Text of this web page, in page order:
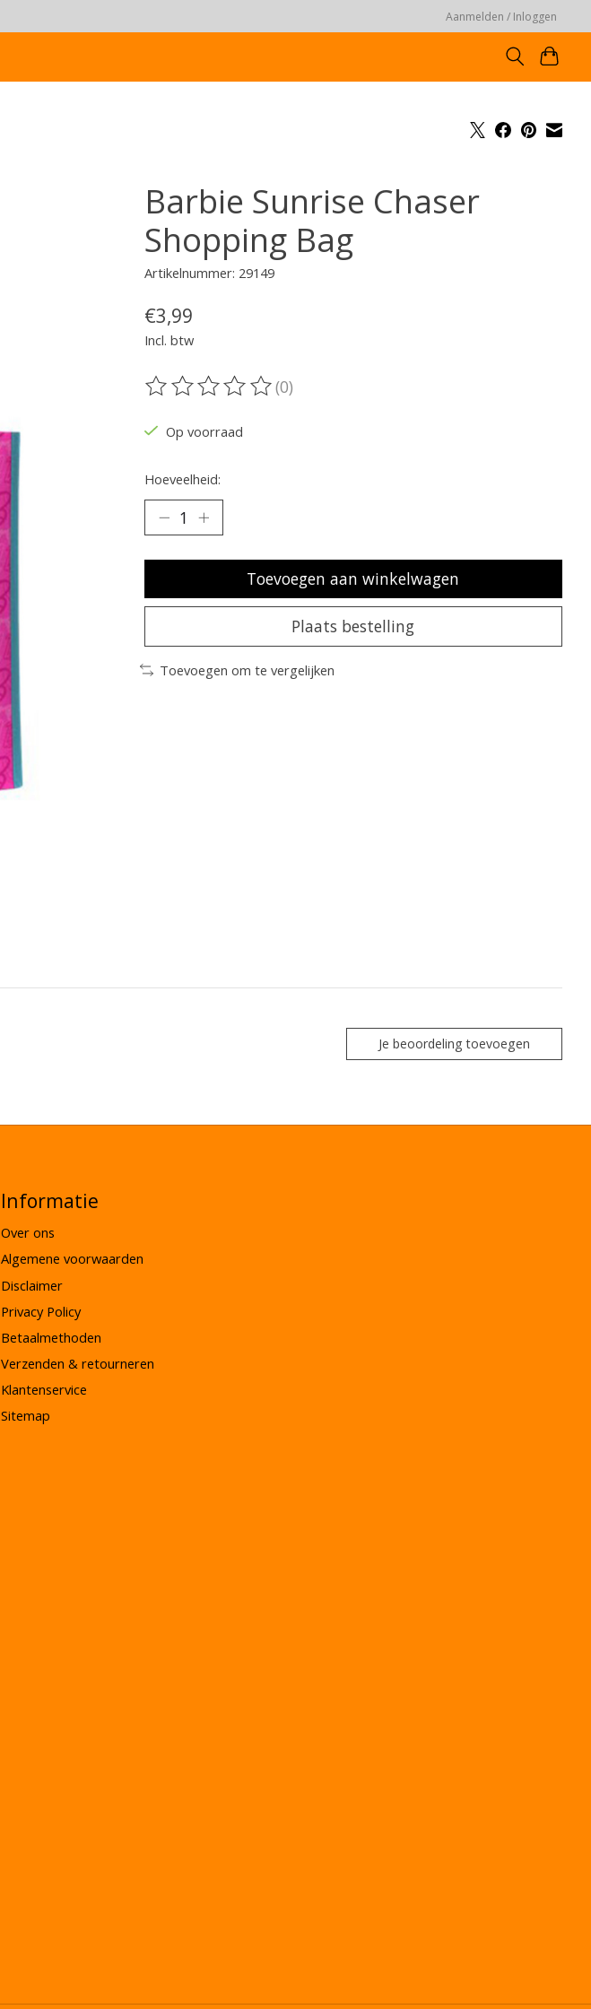
Aanmelden / Inloggen
Barbie Sunrise Chaser
Shopping Bag
Artikelnummer: 29149
€3,99
Incl. btw
De beoordeling van dit product is
(0)
Op voorraad
Hoeveelheid:
Toevoegen aan winkelwagen
Plaats bestelling
Toevoegen om te vergelijken
Je beoordeling toevoegen
Informatie
Over ons
Algemene voorwaarden
Disclaimer
Privacy Policy
Betaalmethoden
Verzenden & retourneren
Klantenservice
Sitemap